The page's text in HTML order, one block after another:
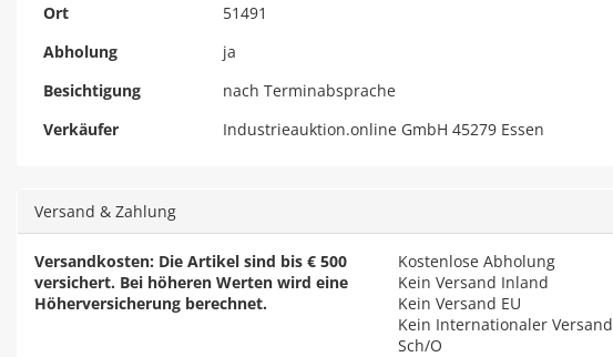
Ort
51491
Abholung
ja
Besichtigung
nach Terminabsprache
Verkäufer
Industrieauktion.online GmbH 45279 Essen
Versand & Zahlung
Versandkosten: Die Artikel sind bis € 500
versichert. Bei höheren Werten wird eine
Höherversicherung berechnet.
Kostenlose Abholung
Kein Versand Inland
Kein Versand EU
Kein Internationaler Versand
Sch/O